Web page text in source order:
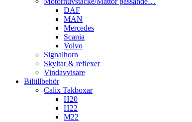
DAF
MAN
Mercedes
Scania
Volvo
Signalhorn
Skyltar & reflexer
Vindavvisare
Biltillbehör
Calix Takboxar
H20
H22
M22